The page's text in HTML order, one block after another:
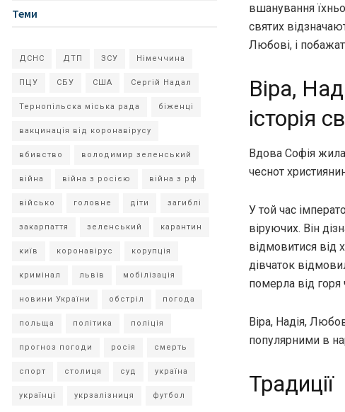
вшанування
святих
Любові, і
Віра,
історія
Вдова Софія жила
чеснот
У той час
віруючих. Він
відмовитися від
дівчаток
померла від горя
Віра, Надія,
популярними в
Традиції
Теми
ДСНС ДТП ЗСУ Німеччина
ПЦУ СБУ США Сергій Надал
Тернопільска міська рада біженці
вакцинація від коронавірусу
вбивство володимир зеленський
війна війна з росією війна з рф
військо головне діти загиблі
закарпаття зеленський карантин
київ коронавірус корупція
кримінал львів мобілізація
новини України обстріл погода
польща політика поліція
прогноз погоди росія смерть
спорт столиця суд україна
українці укрзалізниця футбол